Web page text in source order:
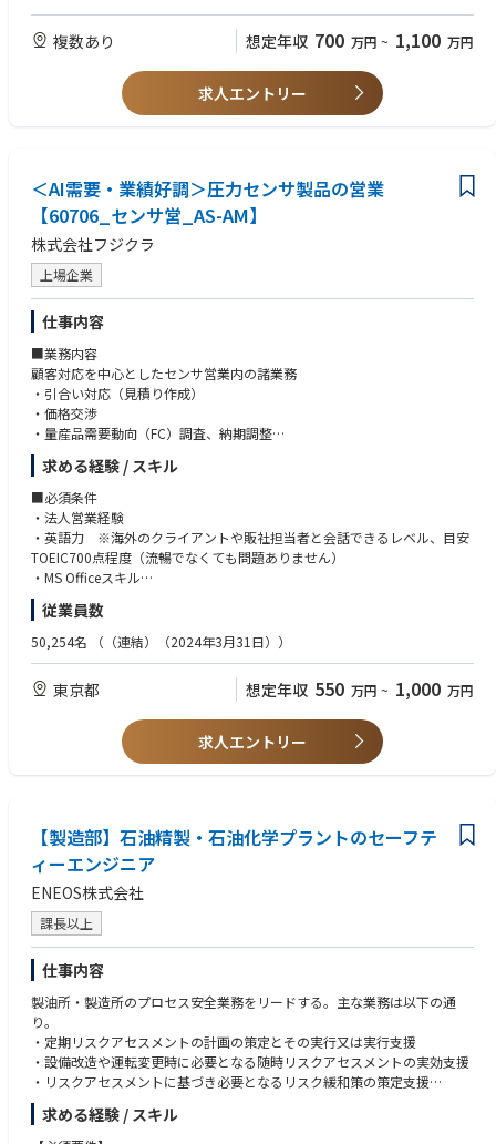
【歓迎用件】
・検定に関する統計知識
・Gage R＆Rなどの計測器解析に関する知識
・エクセルのマクロ、Python等のプログラムに関する知識
・有機化合物、及びその分析手法に関する知識
・日常レベルの英語
複数あり 想定年収 700 万円 ~ 1,100 万円
求人エントリー
＜AI需要・業績好調＞圧力センサ製品の営業
【60706_センサ営_AS-AM】
株式会社フジクラ
上場企業
仕事内容
■業務内容
顧客対応を中心としたセンサ営業内の諸業務
・引合い対応（見積り作成）
・価格交渉
・量産品需要動向（FC）調査、納期調整
・新規案件獲得、市場調査
・年度計画策定
・契約書締結
・顧客与信管理
■期待値役割等
グループメンバーと協業して全体のアウトプットに貢献できること
■業務の面白み・魅力
国内外問わず、顧客や代理店、海外販社等とのやり取りが多く、会社を代
表して責任感をもった対応を行う役割となります。社外関係者とのやり取
りによる情報収集で視野が広くなる事に加え、引合いから代金回収までの
一連の社内業務に関ることでSCMに幅広く関り会社の仕組みを理解し貢献
移管を控えており、移管に伴う様々な業務経験を積む機会があると共に、
日々グローバルな視野で業務にあたることが出来ます。
圧力センサ製品の製造・販売を通じて電子部品事業部戦略の実現と顧客価
値創造に貢献する組織であること
■所属のミッション・業務
担当顧客を持ち、技術グループや製造拠点と連携しながら、引合い対応か
ら代金回収までを通じて事業へと貢献する
求める経験 / スキル
■必須条件
・法人営業経験
・英語力 ※海外のクライアントや販社担当者と会話できるレベル、目安
TOEIC700点程度（流暢でなくても問題ありません）
・MS Officeスキル
■歓迎条件
・メーカーでの営業経験（電子部品業界経験があれば尚可）
■求める人物像
・高いコミュニケーション力：マネジメント層や職場メンバー、拠点メン
バーと信頼関係を築き円滑に業務を進められる
・リーダーシップ力：自分自身で旗を振り、関係者を巻き込んでプロジェ
従業員数
50,254名 （（連結）（2024年3月31日））
東京都 想定年収 550 万円 ~ 1,000 万円
求人エントリー
【製造部】石油精製・石油化学プラントのセーフテ
ィーエンジニア
ENEOS株式会社
課長以上
仕事内容
製油所・製造所のプロセス安全業務をリードする。主な業務は以下の通
り。
・定期リスクアセスメントの計画の策定とその実行又は実行支援
・設備改造や運転変更時に必要となる随時リスクアセスメントの実効支援
・リスクアセスメントに基づき必要となるリスク緩和策の策定支援
・重大なプロセス安全事故やニアミスの原因調査と再発防止策の策定支援
・リスクアセスメント教育の実施
求める経験 / スキル